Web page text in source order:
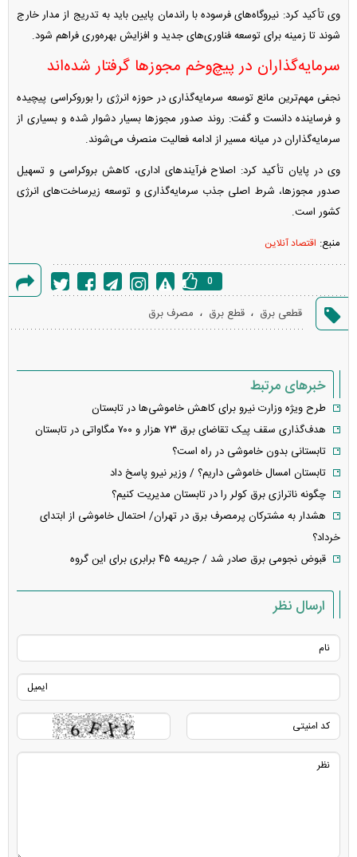
وی تأکید کرد: نیروگاه‌های فرسوده با راندمان پایین باید به تدریج از مدار خارج
شوند تا زمینه برای توسعه فناوری‌های جدید و افزایش بهره‌وری فراهم شود.
سرمایه‌گذاران در پیچ‌وخم مجوز‌ها گرفتار شده‌اند
نجفی مهم‌ترین مانع توسعه سرمایه‌گذاری در حوزه انرژی را بوروکراسی پیچیده
و فرساینده دانست و گفت: روند صدور مجوز‌ها بسیار دشوار شده و بسیاری از
سرمایه‌گذاران در میانه مسیر از ادامه فعالیت منصرف می‌شوند.
وی در پایان تأکید کرد: اصلاح فرآیند‌های اداری، کاهش بروکراسی و تسهیل
صدور مجوزها، شرط اصلی جذب سرمایه‌گذاری و توسعه زیرساخت‌های انرژی
کشور است.
منبع: اقتصاد آنلاین
گزارش
خطا
0
قطعی برق ، قطع برق ، مصرف برق
خبرهای مرتبط
طرح ویژه وزارت نیرو برای کاهش خاموشی‌ها در تابستان
هدف‌گذاری سقف پیک تقاضای برق ۷۳ هزار و ۷۰۰ مگاواتی در تابستان
تابستانی بدون خاموشی در راه است؟
تابستان امسال خاموشی داریم؟ / وزیر نیرو پاسخ داد
چگونه ناترازی برق کولر را در تابستان مدیریت کنیم؟
هشدار به مشترکان پرمصرف برق در تهران/ احتمال خاموشی از ابتدای
خرداد؟
قبوض نجومی برق صادر شد / جریمه ۴۵ برابری برای این گروه
ارسال نظر